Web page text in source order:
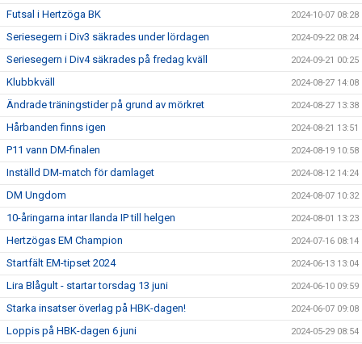
Futsal i Hertzöga BK 2024-10-07 08:28
Seriesegern i Div3 säkrades under lördagen 2024-09-22 08:24
Seriesegern i Div4 säkrades på fredag kväll 2024-09-21 00:25
Klubbkväll 2024-08-27 14:08
Ändrade träningstider på grund av mörkret 2024-08-27 13:38
Hårbanden finns igen 2024-08-21 13:51
P11 vann DM-finalen 2024-08-19 10:58
Inställd DM-match för damlaget 2024-08-12 14:24
DM Ungdom 2024-08-07 10:32
10-åringarna intar Ilanda IP till helgen 2024-08-01 13:23
Hertzögas EM Champion 2024-07-16 08:14
Startfält EM-tipset 2024 2024-06-13 13:04
Lira Blågult - startar torsdag 13 juni 2024-06-10 09:59
Starka insatser överlag på HBK-dagen! 2024-06-07 09:08
Loppis på HBK-dagen 6 juni 2024-05-29 08:54